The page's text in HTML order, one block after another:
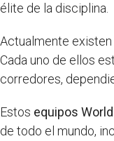
élite de la disciplina.
Actualmente existen
Cada uno de ellos
corredores,
Estos equipos
de todo el mundo,